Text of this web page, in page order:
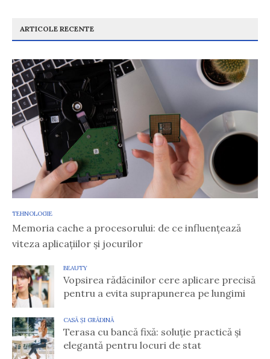
ARTICOLE RECENTE
TEHNOLOGIE
Memoria cache a procesorului: de ce influențează
viteza aplicațiilor și jocurilor
BEAUTY
Vopsirea rădăcinilor cere aplicare precisă
pentru a evita suprapunerea pe lungimi
CASĂ ȘI GRĂDINĂ
Terasa cu bancă fixă: soluție practică și
elegantă pentru locuri de stat